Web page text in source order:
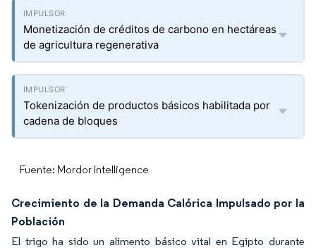
Monetización de créditos de carbono en hectáreas
de agricultura regenerativa
Tokenización de productos básicos habilitada por
cadena de bloques
Fuente: Mordor Intelligence
Crecimiento de la Demanda Calórica Impulsado por la
Población
El trigo ha sido un alimento básico vital en Egipto durante